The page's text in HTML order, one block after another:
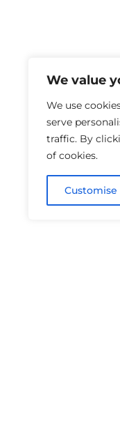
We value
We use
serve
traffic. By
of cookies.
Customise